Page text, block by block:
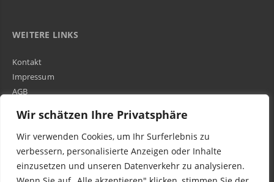
Wir schätzen Ihre Privatsphäre
Wir verwenden Cookies, um Ihr Surferlebnis zu
verbessern, personalisierte Anzeigen oder Inhalte
einzusetzen und unseren Datenverkehr zu analysieren.
WEITERE LINKS
Kontakt
Impressum
AGB
WIR SIND IN DER GESAMTEN SCHWEIZ TÄTIG
Kundenbewertungen und Erfahrungen zu
Egora GmbH
MANGELHAFT